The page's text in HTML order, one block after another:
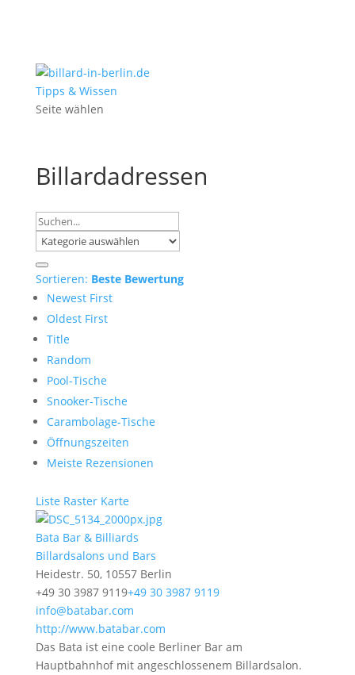
Tipps & Wissen
Seite wählen
Billardadressen
Sortieren: Beste Bewertung
Newest First
Oldest First
Title
Random
Pool-Tische
Snooker-Tische
Carambolage-Tische
Öffnungszeiten
Meiste Rezensionen
Liste Raster Karte
Bata Bar & Billiards
Billardsalons und Bars
Heidestr. 50, 10557 Berlin
+49 30 3987 9119+49 30 3987 9119
info@batabar.com
http://www.batabar.com
Das Bata ist eine coole Berliner Bar am
Hauptbahnhof mit angeschlossenem Billardsalon.